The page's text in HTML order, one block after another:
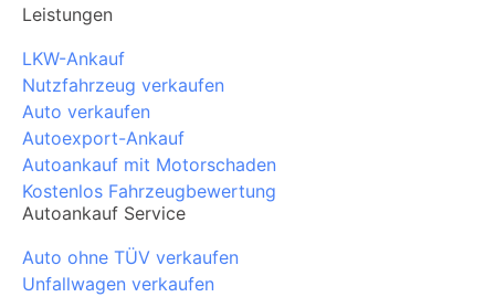
Leistungen
LKW-Ankauf
Nutzfahrzeug verkaufen
Auto verkaufen
Autoexport-Ankauf
Autoankauf mit Motorschaden
Kostenlos Fahrzeugbewertung
Autoankauf Service
Auto ohne TÜV verkaufen
Unfallwagen verkaufen